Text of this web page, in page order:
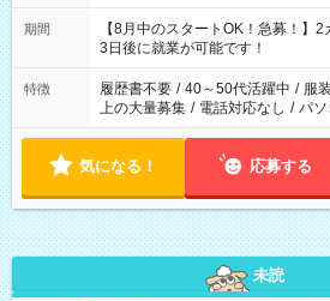
と休みを合わせたい」 「余裕を持
「できれば残業はしたくない」 な
ね。 ※Wワーク希望の方へ 今ご覧のお仕事で希望する勤務時間
と、もう1つのお仕事の勤務時間
合は応募できません。
期間
【8月中のスタートOK！急募！
3日後に就業が可能です！
特徴 履歴書不要 / 40～50代活躍中 / 服
上の大量募集 / 電話対応なし / パ
気になる！ 応募する
未読